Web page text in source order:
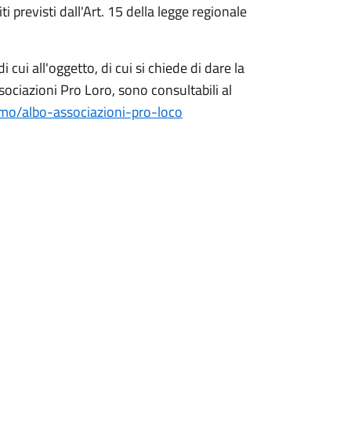
previsti dall'Art. 15 della legge regionale
cui all'oggetto, di cui si chiede di dare la
Pro Loro, sono consultabili al
albo-associazioni-pro-loco